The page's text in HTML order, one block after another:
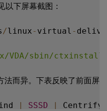
以下屏幕截图：
/linux - virtual -
VDA/sbin/
法而异。下表反映了前面屏
SSSD
Centrify